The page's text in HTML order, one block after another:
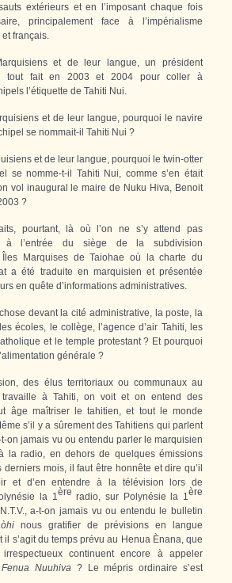
extérieurs et en l’imposant chaque fois
principalement face à l’impérialisme
français.
et de leur langue, un président
tout fait en 2003 et 2004 pour coller à
l’étiquette de Tahiti Nui.
et de leur langue, pourquoi le navire
se nommait-il Tahiti Nui ?
et de leur langue, pourquoi le twin-otter
se nomme-t-il Tahiti Nui, comme s’en était
vol inaugural le maire de Nuku Hiva, Benoit
?
pourtant, là où l’on ne s’y attend pas
à l’entrée du siège de la subdivision
Îles Marquises de Taiohae où la charte du
a été traduite en marquisien et présentée
en quête d’informations administratives.
devant la cité administrative, la poste, la
écoles, le collège, l’agence d’air Tahiti, les
et le temple protestant ? Et pourquoi
générale ?
des élus territoriaux ou communaux au
à Tahiti, on voit et on entend des
âge maîtriser le tahitien, et tout le monde
s’il y a sûrement des Tahitiens qui parlent
on jamais vu ou entendu parler le marquisien
la radio, en dehors de quelques émissions
mois, il faut être honnête et dire qu’il
et d’en entendre à la télévision lors de
la 1ère radio, sur Polynésie la 1ère
a-t-on jamais vu ou entendu le bulletin
nous gratifier de prévisions en langue
s’agit du temps prévu au Henua Ènana, que
continuent encore à appeler
Nuuhiva ? Le mépris ordinaire s’est